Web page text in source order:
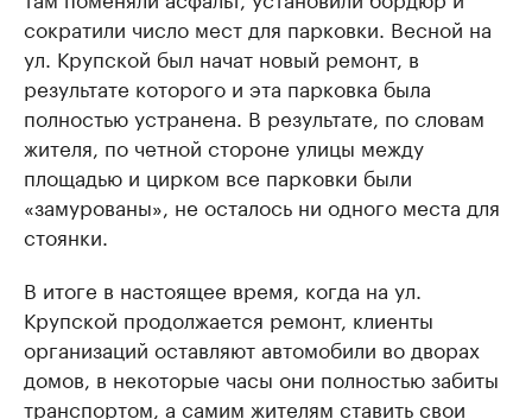
сократили число мест для парковки. Весной на
ул. Крупской был начат новый ремонт, в
результате которого и эта парковка была
полностью устранена. В результате, по словам
жителя, по четной стороне улицы между
площадью и цирком все парковки были
«замурованы», не осталось ни одного места для
стоянки.
В итоге в настоящее время, когда на ул.
Крупской продолжается ремонт, клиенты
организаций оставляют автомобили во дворах
домов, в некоторые часы они полностью забиты
транспортом, а самим жителям ставить свои